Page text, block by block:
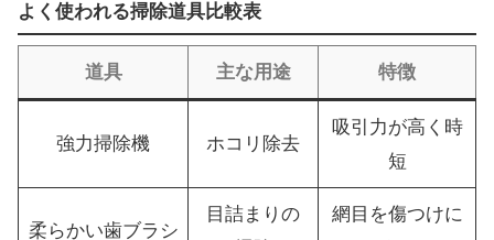
よく使われる掃除道具比較表
道具 主な用途 特徴
強力掃除機 ホコリ除去
吸引力が高く時
短
柔らかい歯ブラシ
目詰まりの
網目を傷つけに